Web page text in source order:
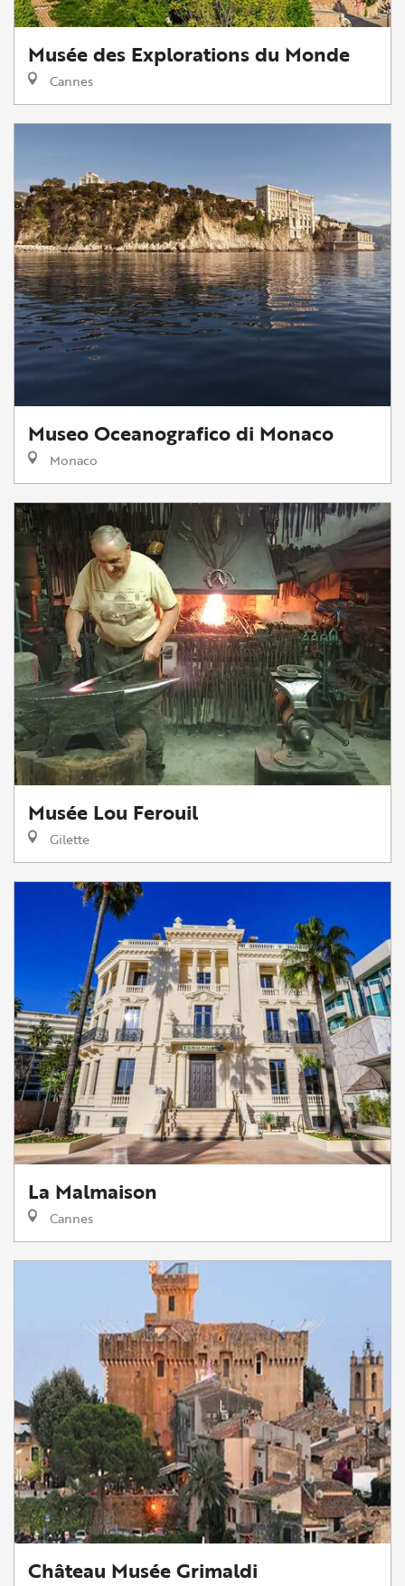
Musée des Explorations du Monde
Cannes
Museo Oceanografico di Monaco
Monaco
Musée Lou Ferouil
Gilette
La Malmaison
Cannes
Château Musée Grimaldi